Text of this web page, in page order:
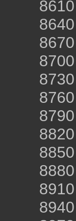
8610
8640
8670
8700
8730
8760
8790
8820
8850
8880
8910
8940